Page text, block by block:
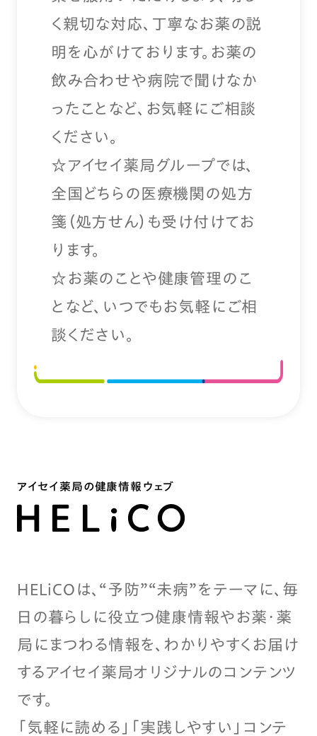
く親切な対応、丁寧なお薬の説
明を心がけております。お薬の
飲み合わせや病院で聞けなか
ったことなど、お気軽にご相談
ください。
☆アイセイ薬局グループでは、
全国どちらの医療機関の処方
箋（処方せん）も受け付けてお
ります。
☆お薬のことや健康管理のこ
となど、いつでもお気軽にご相
談ください。
アイセイ薬局の健康情報ウェブ
HELiCOは、“予防”“未病”をテーマに、毎
日の暮らしに役立つ健康情報やお薬・薬
局にまつわる情報を、わかりやすくお届け
するアイセイ薬局オリジナルのコンテンツ
です。
「気軽に読める」「実践しやすい」コンテ